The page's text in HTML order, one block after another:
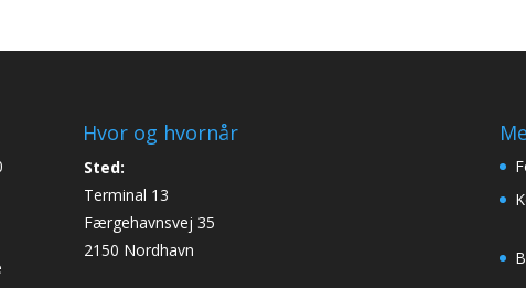
Hvor og hvornår
Sted:
Terminal 13
Færgehavnsvej 35
2150 Nordhavn